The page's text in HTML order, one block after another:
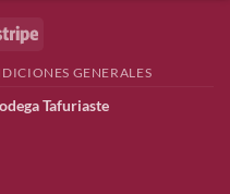
Stripe
GENERALES
Tafuriaste